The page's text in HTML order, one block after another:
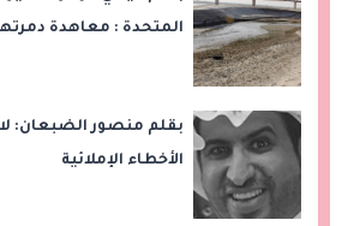
المتحدة : معاهدة
بقلم منصور الضبعان:
الأخطاء الإملائية